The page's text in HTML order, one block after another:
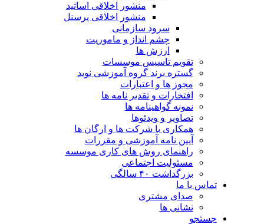
منشور اخلاقی اساتید
منشور اخلاقی پرسنل
سرود سازمانی
چشم انداز و ماموریت
ارزش ها
تقویم تاسیس موسسات
گستره برند گروه آموزشی نوید
مجوز ها و اعتبارات
افتخارات و تقدیر نامه ها
نمونه گواهینامه ها
تصاویر و ویدئوها
همکاری با شرکت ها و ارگان ها
آیین نامه آموزشی و مقررات
راهنمای روش های کاری موسسه
مسئولیت اجتماعی
بزرگداشت ۴۰ سالگی
تماس با ما
صدای مشتری
نشانی ها
جستجو